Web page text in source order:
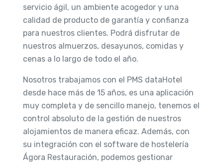
servicio ágil, un ambiente acogedor y una
calidad de producto de garantía y confianza
para nuestros clientes. Podrá disfrutar de
nuestros almuerzos, desayunos, comidas y
cenas a lo largo de todo el año.
Nosotros trabajamos con el PMS dataHotel
desde hace más de 15 años, es una aplicación
muy completa y de sencillo manejo, tenemos el
control absoluto de la gestión de nuestros
alojamientos de manera eficaz. Además, con
su integración con el software de hostelería
Ágora Restauración, podemos gestionar